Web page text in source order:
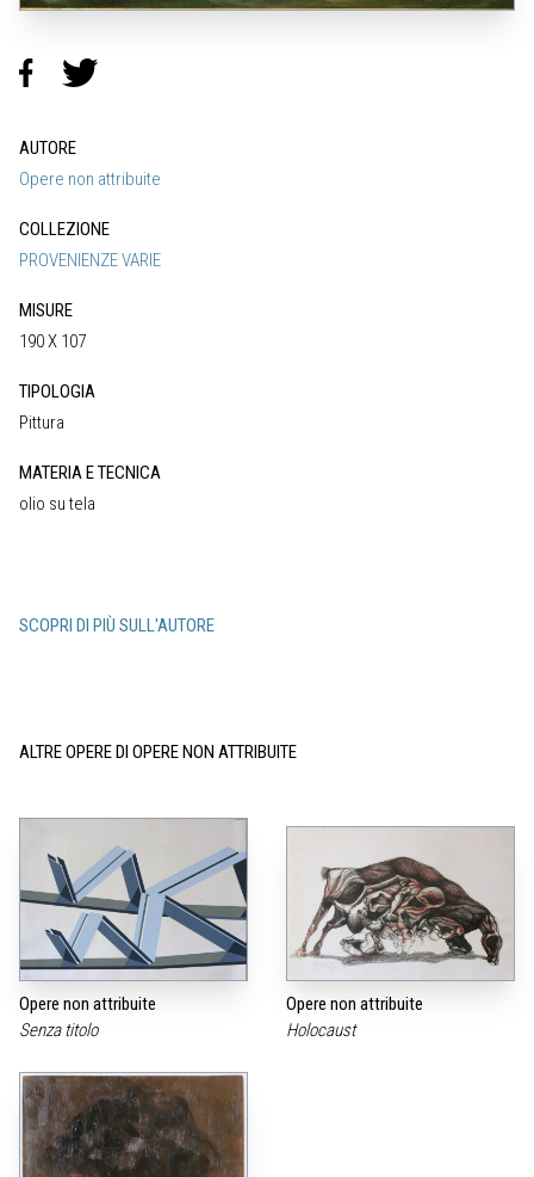
AUTORE
Opere non attribuite
COLLEZIONE
PROVENIENZE VARIE
MISURE
190 X 107
TIPOLOGIA
Pittura
MATERIA E TECNICA
olio su tela
SCOPRI DI PIÙ SULL'AUTORE
ALTRE OPERE DI OPERE NON ATTRIBUITE
Opere non attribuite
Senza titolo
Opere non attribuite
Holocaust